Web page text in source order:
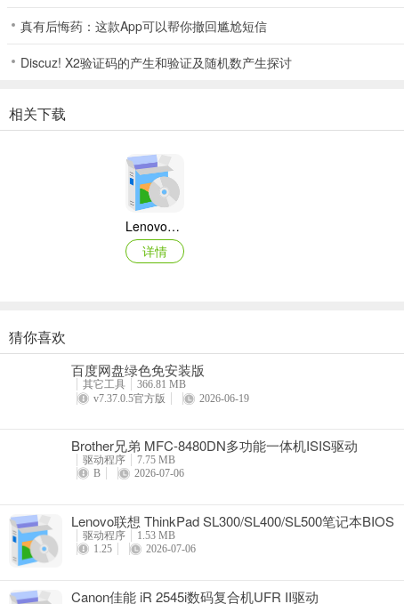
真有后悔药：这款App可以帮你撤回尴尬短信
Discuz! X2验证码的产生和验证及随机数产生探讨
相关下载
Lenovo联想 Ideapad Z465/Z565系列笔记本 声卡驱动
详情
奥睿科PAS3062-2E/PAS3062-2S/PAS3064-2S2E系列扩展卡驱动
详情
猜你喜欢
百度网盘绿色免安装版
其它工具
366.81 MB
v7.37.0.5官方版
2026-06-19
Brother兄弟 MFC-8480DN多功能一体机ISIS驱动
驱动程序
7.75 MB
B
2026-07-06
Lenovo联想 ThinkPad SL300/SL400/SL500笔记本BIOS
驱动程序
1.53 MB
1.25
2026-07-06
Canon佳能 iR 2545i数码复合机UFR II驱动